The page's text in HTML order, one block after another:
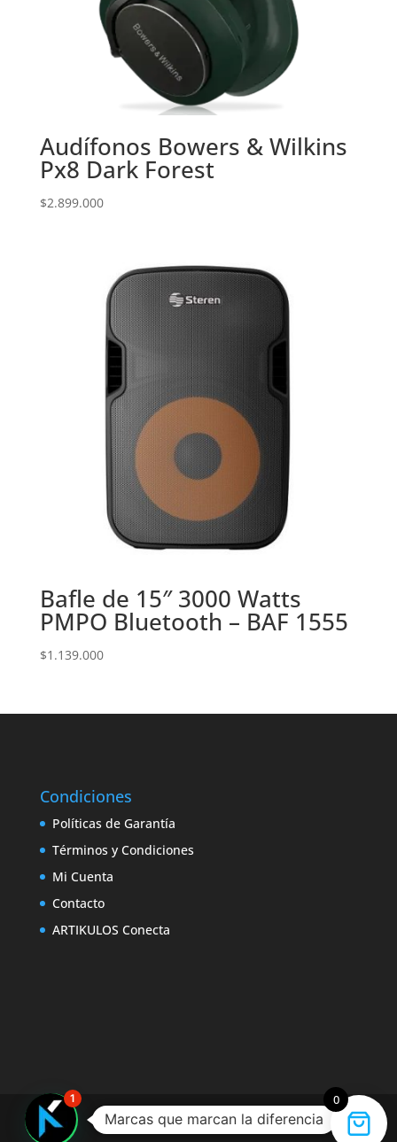
Audífonos Bowers & Wilkins
Px8 Dark Forest
$2.899.000
Bafle de 15″ 3000 Watts
PMPO Bluetooth – BAF 1555
$1.139.000
Condiciones
Políticas de Garantía
Términos y Condiciones
Mi Cuenta
Contacto
ARTIKULOS Conecta
0
Marcas que marcan la diferencia
1